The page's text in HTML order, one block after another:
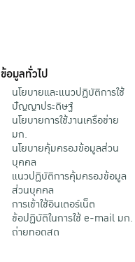
ข้อมูลทั่วไป
นโยบายและแนวปฏิบัติการใช้
ปัญญาประดิษฐ์
นโยบายการใช้งานเครือข่าย
มก.
นโยบายคุ้มครองข้อมูลส่วน
บุคคล
แนวปฏิบัติการคุ้มครองข้อมูล
ส่วนบุคคล
การเข้าใช้อินเตอร์เน็ต
ข้อปฏิบัติในการใช้ e-mail มก.
ถ่ายทอดสด